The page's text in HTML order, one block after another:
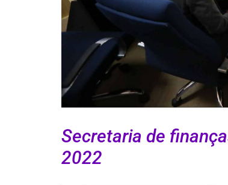
Secretaria de
2022